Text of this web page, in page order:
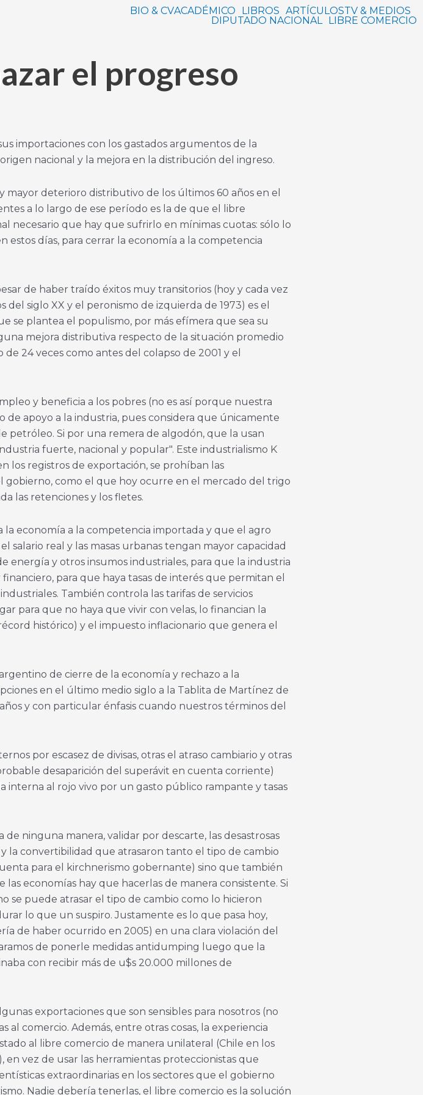
BIO & CVACADÉMICO LIBROS ARTÍCULOSTV & MEDIOS
DIPUTADO NACIONAL LIBRE COMERCIO
el progreso
importaciones con los gastados argumentos de la
nacional y la mejora en la distribución del ingreso.
deterioro distributivo de los últimos 60 años en el
a lo largo de ese período es la de que el libre
necesario que hay que sufrirlo en mínimas cuotas: sólo lo
estos días, para cerrar la economía a la competencia
de haber traído éxitos muy transitorios (hoy y cada vez
siglo XX y el peronismo de izquierda de 1973) es el
se plantea el populismo, por más efímera que sea su
mejora distributiva respecto de la situación promedio
24 veces como antes del colapso de 2001 y el
y beneficia a los pobres (no es así porque nuestra
de apoyo a la industria, pues considera que únicamente
petróleo. Si por una remera de algodón, que la usan
fuerte, nacional y popular". Este industrialismo K
los registros de exportación, se prohíban las
gobierno, como el que hoy ocurre en el mercado del trigo
las retenciones y los fletes.
economía a la competencia importada y que el agro
real y las masas urbanas tengan mayor capacidad
energía y otros insumos industriales, para que la industria
para que haya tasas de interés que permitan el
También controla las tarifas de servicios
para que no haya que vivir con velas, lo financian la
histórico) y el impuesto inflacionario que genera el
de cierre de la economía y rechazo a la
en el último medio siglo a la Tablita de Martínez de
y con particular énfasis cuando nuestros términos del
por escasez de divisas, otras el atraso cambiario y otras
desaparición del superávit en cuenta corriente)
al rojo vivo por un gasto público rampante y tasas
ninguna manera, validar por descarte, las desastrosas
convertibilidad que atrasaron tanto el tipo de cambio
para el kirchnerismo gobernante) sino que también
economías hay que hacerlas de manera consistente. Si
se puede atrasar el tipo de cambio como lo hicieron
lo que un suspiro. Justamente es lo que pasa hoy,
de haber ocurrido en 2005) en una clara violación del
de ponerle medidas antidumping luego que la
con recibir más de u$s 20.000 millones de
exportaciones que son sensibles para nosotros (no
comercio. Además, entre otras cosas, la experiencia
al libre comercio de manera unilateral (Chile en los
en vez de usar las herramientas proteccionistas que
extraordinarias en los sectores que el gobierno
Nadie debería tenerlas, el libre comercio es la solución